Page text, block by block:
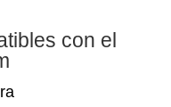
con el